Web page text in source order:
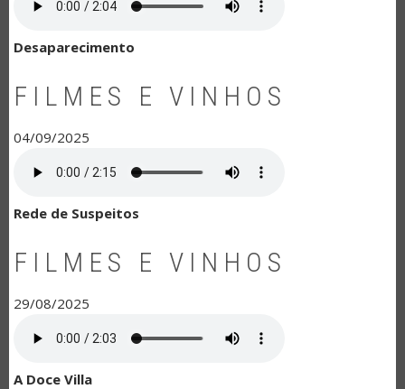
Desaparecimento
FILMES E VINHOS
04/09/2025
Rede de Suspeitos
FILMES E VINHOS
29/08/2025
A Doce Villa